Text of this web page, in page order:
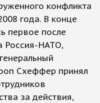
конфликта
года. В конце
первое после
Россия-НАТО,
Схеффер принял
за действия,